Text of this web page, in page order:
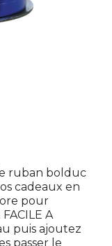
ruban bolduc
cadeaux en
pour
A
puis ajoutez
passer le